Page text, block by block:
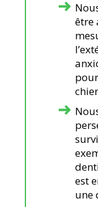
être
est
une